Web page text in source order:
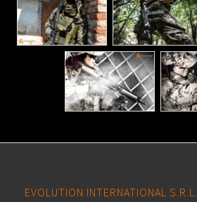
EVOLUTION INTERNATIONAL S.R.L.